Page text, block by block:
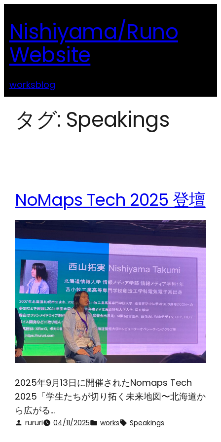
容
を
ス
キ
プ
Nishiyama/Runo
Website
worksblog
タグ: Speakings
NoMaps Tech 2025 登壇
2025年9月13日に開催されたNomaps Tech
2025「学生たちが切り拓く未来地図〜北海道か
ら広がる…
rururi 04/11/2025 works Speakings